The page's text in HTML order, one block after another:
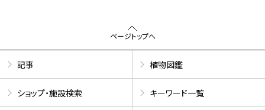
ページトップへ
記事 植物図鑑
ショップ・施設検索 キーワード一覧